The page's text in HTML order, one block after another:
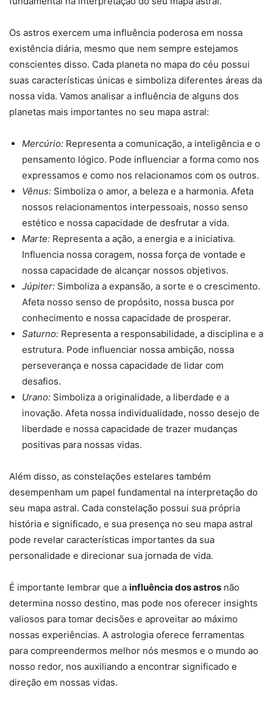
Os astros exercem uma influência poderosa em nossa
existência diária, mesmo que nem sempre estejamos
conscientes disso. Cada planeta no mapa do céu possui
suas características únicas e simboliza diferentes áreas da
nossa vida. Vamos analisar a influência de alguns dos
planetas mais importantes no seu mapa astral:
Mercúrio: Representa a comunicação, a inteligência e o
pensamento lógico. Pode influenciar a forma como nos
expressamos e como nos relacionamos com os outros.
Vênus: Simboliza o amor, a beleza e a harmonia. Afeta
nossos relacionamentos interpessoais, nosso senso
estético e nossa capacidade de desfrutar a vida.
Marte: Representa a ação, a energia e a iniciativa.
Influencia nossa coragem, nossa força de vontade e
nossa capacidade de alcançar nossos objetivos.
Júpiter: Simboliza a expansão, a sorte e o crescimento.
Afeta nosso senso de propósito, nossa busca por
conhecimento e nossa capacidade de prosperar.
Saturno: Representa a responsabilidade, a disciplina e a
estrutura. Pode influenciar nossa ambição, nossa
perseverança e nossa capacidade de lidar com
desafios.
Urano: Simboliza a originalidade, a liberdade e a
inovação. Afeta nossa individualidade, nosso desejo de
liberdade e nossa capacidade de trazer mudanças
positivas para nossas vidas.
Além disso, as constelações estelares também
desempenham um papel fundamental na interpretação do
seu mapa astral. Cada constelação possui sua própria
história e significado, e sua presença no seu mapa astral
pode revelar características importantes da sua
personalidade e direcionar sua jornada de vida.
É importante lembrar que a influência dos astros não
determina nosso destino, mas pode nos oferecer insights
valiosos para tomar decisões e aproveitar ao máximo
nossas experiências. A astrologia oferece ferramentas
para compreendermos melhor nós mesmos e o mundo ao
nosso redor, nos auxiliando a encontrar significado e
direção em nossas vidas.